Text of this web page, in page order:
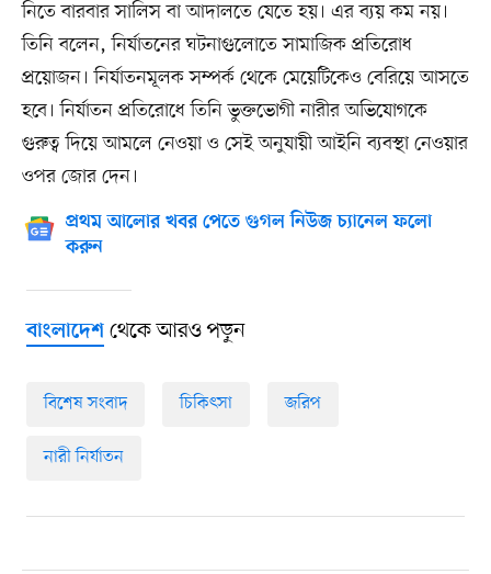
নিতে বারবার সালিস বা আদালতে যেতে হয়। এর ব্যয় কম নয়।
তিনি বলেন, নির্যাতনের ঘটনাগুলোতে সামাজিক প্রতিরোধ
প্রয়োজন। নির্যাতনমূলক সম্পর্ক থেকে মেয়েটিকেও বেরিয়ে আসতে
হবে। নির্যাতন প্রতিরোধে তিনি ভুক্তভোগী নারীর অভিযোগকে
গুরুত্ব দিয়ে আমলে নেওয়া ও সেই অনুযায়ী আইনি ব্যবস্থা নেওয়ার
ওপর জোর দেন।
প্রথম আলোর খবর পেতে গুগল নিউজ চ্যানেল ফলো
করুন
বাংলাদেশথেকে আরও পড়ুন
বিশেষ সংবাদ চিকিৎসা জরিপ
নারী নির্যাতন